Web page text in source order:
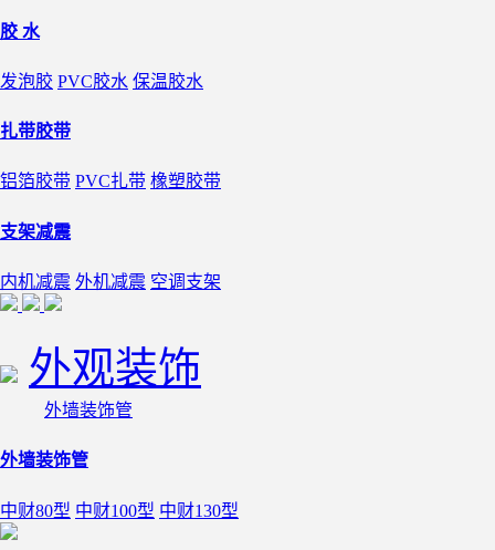
胶 水
发泡胶 PVC胶水 保温胶水
扎带胶带
铝箔胶带 PVC扎带 橡塑胶带
支架减震
内机减震 外机减震 空调支架
外观装饰
外墙装饰管
外墙装饰管
中财80型 中财100型 中财130型